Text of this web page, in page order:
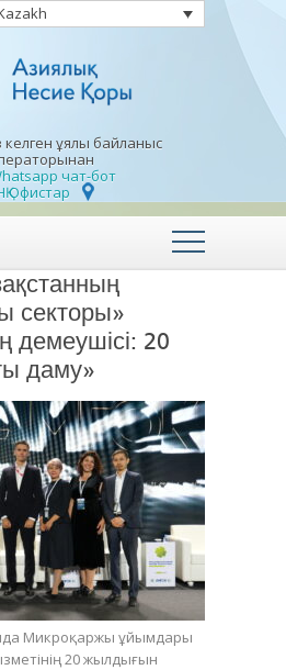
келген ұялы байланыс
чат-бот
Офистар
секторы»
20
даму»
Микроқаржы ұйымдары
20 жылдығын